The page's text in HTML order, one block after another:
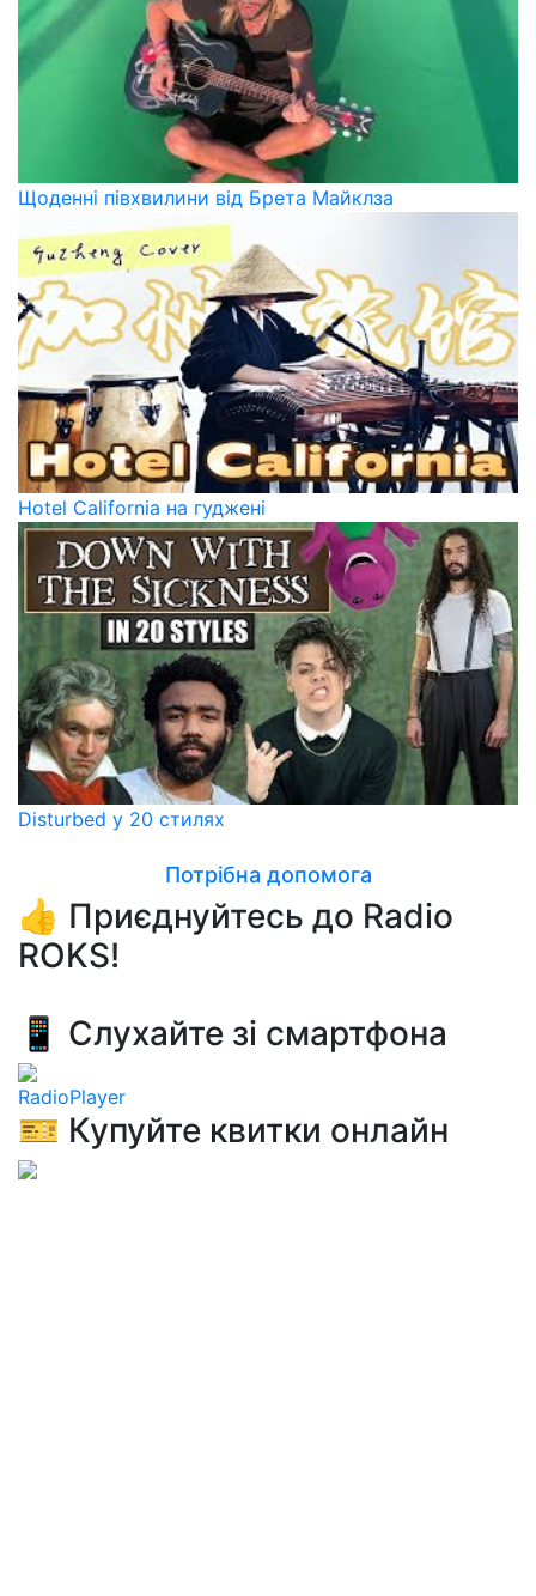
Щоденні півхвилини від Брета Майклза
Hotel California на гуджені
Disturbed у 20 стилях
Потрібна допомога
👍 Приєднуйтесь до Radio
ROKS!
📱 Слухайте зі смартфона
RadioPlayer
🎫 Купуйте квитки онлайн